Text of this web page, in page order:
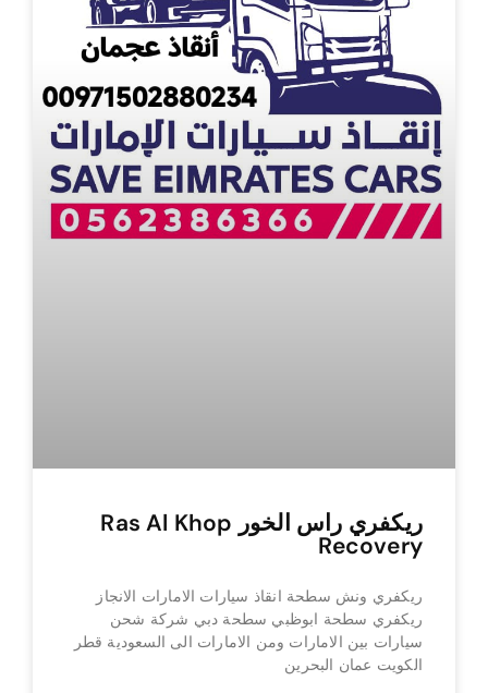
ريكفري راس الخور Ras Al Khop
Recovery
ريكفري ونش سطحة انقاذ سيارات الامارات الانجاز
ريكفري سطحة ابوظبي سطحة دبي شركة شحن
سيارات بين الامارات ومن الامارات الى السعودية قطر
الكويت عمان البحرين